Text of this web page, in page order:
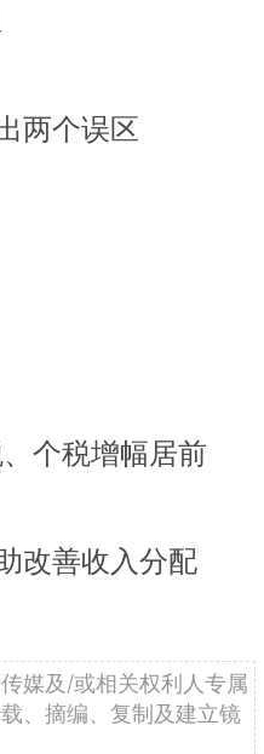
两个误区
个税增幅居前
改善收入分配
媒及/或相关权利人专属
、摘编、复制及建立镜